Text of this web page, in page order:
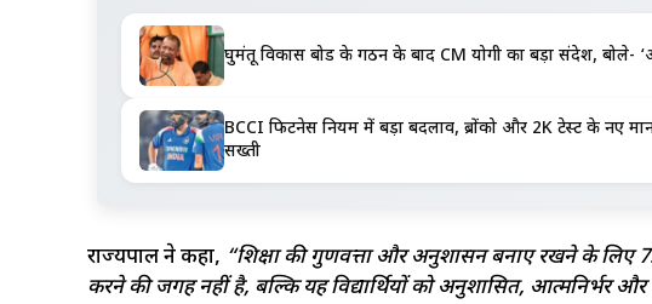
घुमंतू विकास बोर्ड के गठन के बाद CM योगी का बड़ा संदेश,
BCCI फिटनेस नियम में बड़ा बदलाव, ब्रोंको और 2K टेस्ट के नए
सख्ती
राज्यपाल ने कहा, “शिक्षा की गुणवत्ता और अनुशासन बनाए रखने के लिए 75
करने की जगह नहीं है, बल्कि यह विद्यार्थियों को अनुशासित, आत्मनिर्भर